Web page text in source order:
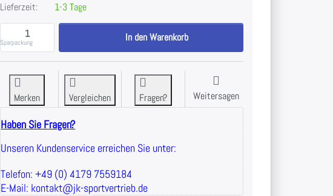
Lieferzeit: 1-3 Tage
Sparpackung
Fitness Tube mit Hülsengriff, grün = mittel - 10er Sparpackung zu 91,60
In den Warenkorb
Merken Vergleichen Fragen? Weitersagen
Haben Sie Fragen?
Unseren Kundenservice erreichen Sie unter:
Telefon: +49 (0) 4179 7559184
E-Mail: kontakt@jk-sportvertrieb.de